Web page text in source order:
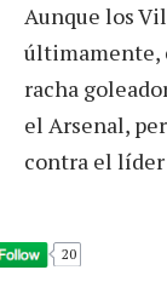
Aunque los
últimamente,
racha
el Arsenal,
contra el
20